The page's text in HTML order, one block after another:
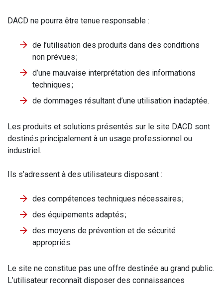
DACD ne pourra être tenue responsable :
de l’utilisation des produits dans des conditions
non prévues ;
d’une mauvaise interprétation des informations
techniques ;
de dommages résultant d’une utilisation inadaptée.
Les produits et solutions présentés sur le site DACD sont
destinés principalement à un usage professionnel ou
industriel.
Ils s’adressent à des utilisateurs disposant :
des compétences techniques nécessaires ;
des équipements adaptés ;
des moyens de prévention et de sécurité
appropriés.
Le site ne constitue pas une offre destinée au grand public.
L’utilisateur reconnaît disposer des connaissances